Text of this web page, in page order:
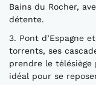
Bains du Rocher,
détente.
3. Pont d’Espagne
torrents, ses
prendre le
idéal pour se